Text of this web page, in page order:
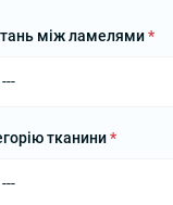
між ламелями*
тканини*